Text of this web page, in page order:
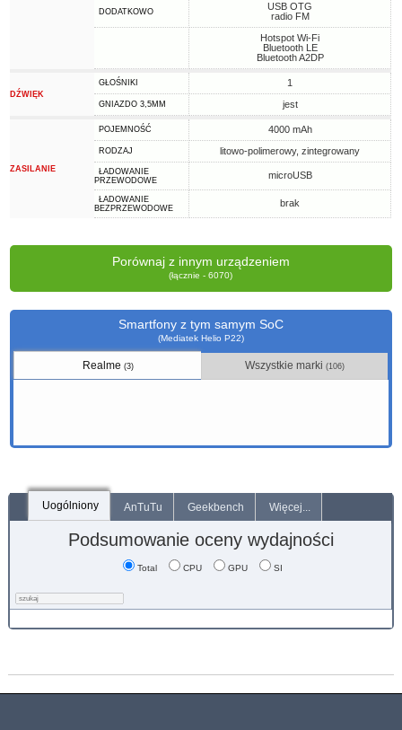
DODATKOWO
USB OTG
radio FM
Hotspot Wi-Fi
Bluetooth LE
Bluetooth A2DP
DŹWIĘK
GŁOŚNIKI 1
GNIAZDO 3,5MM jest
ZASILANIE
POJEMNOŚĆ 4000 mAh
RODZAJ litowo-polimerowy, zintegrowany
ŁADOWANIE
PRZEWODOWE
microUSB
ŁADOWANIE
BEZPRZEWODOWE
brak
Porównaj z innym urządzeniem
(łącznie - 6070)
Smartfony z tym samym SoC
(Mediatek Helio P22)
Realme (3) Wszystkie marki(106)
Uogólniony AnTuTu Geekbench Więcej...
Podsumowanie oceny wydajności
Total CPU GPU SI